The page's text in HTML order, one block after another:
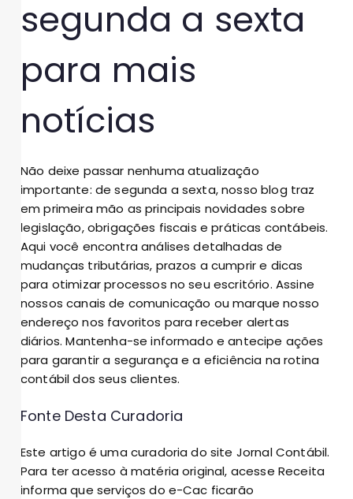
segunda a sexta
para mais
notícias
Não deixe passar nenhuma atualização
importante: de segunda a sexta, nosso blog traz
em primeira mão as principais novidades sobre
legislação, obrigações fiscais e práticas contábeis.
Aqui você encontra análises detalhadas de
mudanças tributárias, prazos a cumprir e dicas
para otimizar processos no seu escritório. Assine
nossos canais de comunicação ou marque nosso
endereço nos favoritos para receber alertas
diários. Mantenha-se informado e antecipe ações
para garantir a segurança e a eficiência na rotina
contábil dos seus clientes.
Fonte Desta Curadoria
Este artigo é uma curadoria do site Jornal Contábil.
Para ter acesso à matéria original, acesse Receita
informa que serviços do e-Cac ficarão